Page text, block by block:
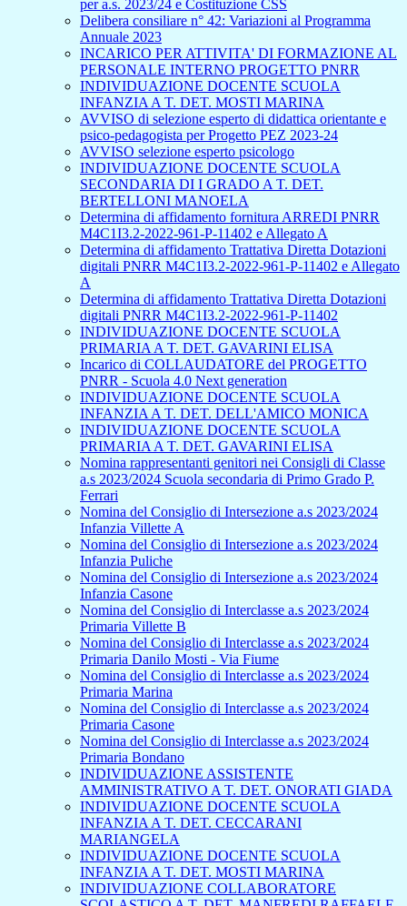
per a.s. 2023/24 e Costituzione CSS
Delibera consiliare n° 42: Variazioni al Programma
Annuale 2023
INCARICO PER ATTIVITA' DI FORMAZIONE AL
PERSONALE INTERNO PROGETTO PNRR
INDIVIDUAZIONE DOCENTE SCUOLA
INFANZIA A T. DET. MOSTI MARINA
AVVISO di selezione esperto di didattica orientante e
psico-pedagogista per Progetto PEZ 2023-24
AVVISO selezione esperto psicologo
INDIVIDUAZIONE DOCENTE SCUOLA
SECONDARIA DI I GRADO A T. DET.
BERTELLONI MANOELA
Determina di affidamento fornitura ARREDI PNRR
M4C1I3.2-2022-961-P-11402 e Allegato A
Determina di affidamento Trattativa Diretta Dotazioni
digitali PNRR M4C1I3.2-2022-961-P-11402 e Allegato
A
Determina di affidamento Trattativa Diretta Dotazioni
digitali PNRR M4C1I3.2-2022-961-P-11402
INDIVIDUAZIONE DOCENTE SCUOLA
PRIMARIA A T. DET. GAVARINI ELISA
Incarico di COLLAUDATORE del PROGETTO
PNRR - Scuola 4.0 Next generation
INDIVIDUAZIONE DOCENTE SCUOLA
INFANZIA A T. DET. DELL'AMICO MONICA
INDIVIDUAZIONE DOCENTE SCUOLA
PRIMARIA A T. DET. GAVARINI ELISA
Nomina rappresentanti genitori nei Consigli di Classe
a.s 2023/2024 Scuola secondaria di Primo Grado P.
Ferrari
Nomina del Consiglio di Intersezione a.s 2023/2024
Infanzia Villette A
Nomina del Consiglio di Intersezione a.s 2023/2024
Infanzia Puliche
Nomina del Consiglio di Intersezione a.s 2023/2024
Infanzia Casone
Nomina del Consiglio di Interclasse a.s 2023/2024
Primaria Villette B
Nomina del Consiglio di Interclasse a.s 2023/2024
Primaria Danilo Mosti - Via Fiume
Nomina del Consiglio di Interclasse a.s 2023/2024
Primaria Marina
Nomina del Consiglio di Interclasse a.s 2023/2024
Primaria Casone
Nomina del Consiglio di Interclasse a.s 2023/2024
Primaria Bondano
INDIVIDUAZIONE ASSISTENTE
AMMINISTRATIVO A T. DET. ONORATI GIADA
INDIVIDUAZIONE DOCENTE SCUOLA
INFANZIA A T. DET. CECCARANI
MARIANGELA
INDIVIDUAZIONE DOCENTE SCUOLA
INFANZIA A T. DET. MOSTI MARINA
INDIVIDUAZIONE COLLABORATORE